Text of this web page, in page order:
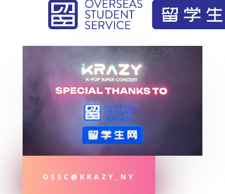
OSSC@KRAZY_NY